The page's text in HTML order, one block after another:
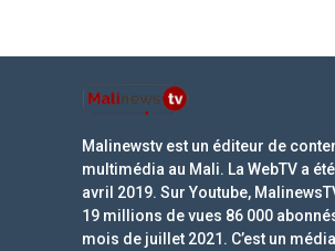
Malinewstv est un éditeur de
multimédia au Mali. La WebTV a
avril 2019. Sur Youtube,
19 millions de vues 86 000
mois de juillet 2021. C’est un